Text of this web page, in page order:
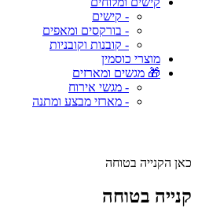
- קישים
- בורקסים ומאפים
- קובנות וקובניות
מוצרי כוסמין
🎁 מגשים ומארזים
- מגשי אירוח
- מארזי מבצע ומתנה
כאן הקנייה בטוחה
קנייה בטוחה